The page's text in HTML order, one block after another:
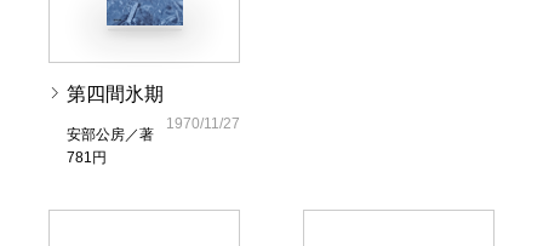
第四間氷期
安部公房／著
781円
1970/11/27